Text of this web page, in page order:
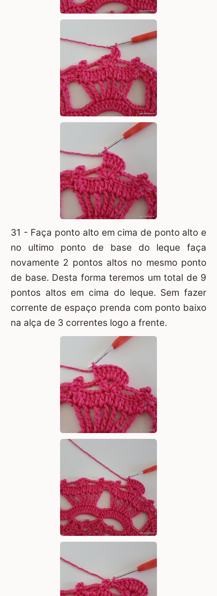
31 - Faça ponto alto em cima de ponto alto e
no ultimo ponto de base do leque faça
novamente 2 pontos altos no mesmo ponto
de base. Desta forma teremos um total de 9
pontos altos em cima do leque. Sem fazer
corrente de espaço prenda com ponto baixo
na alça de 3 correntes logo a frente.